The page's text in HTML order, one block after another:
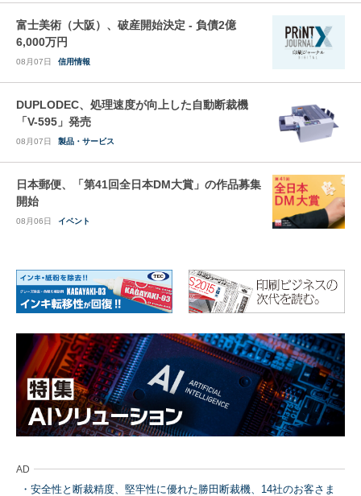
富士美術（大阪）、破産開始決定 - 負債2億
6,000万円
08月07日 信用情報
DUPLODEC、処理速度が向上した自動断裁機
「V-595」発売
08月07日 製品・サービス
日本郵便、「第41回全日本DM大賞」の作品募集
開始
08月06日 イベント
AD
安全性と断裁精度、堅牢性に優れた勝田断裁機、14社のお客さま